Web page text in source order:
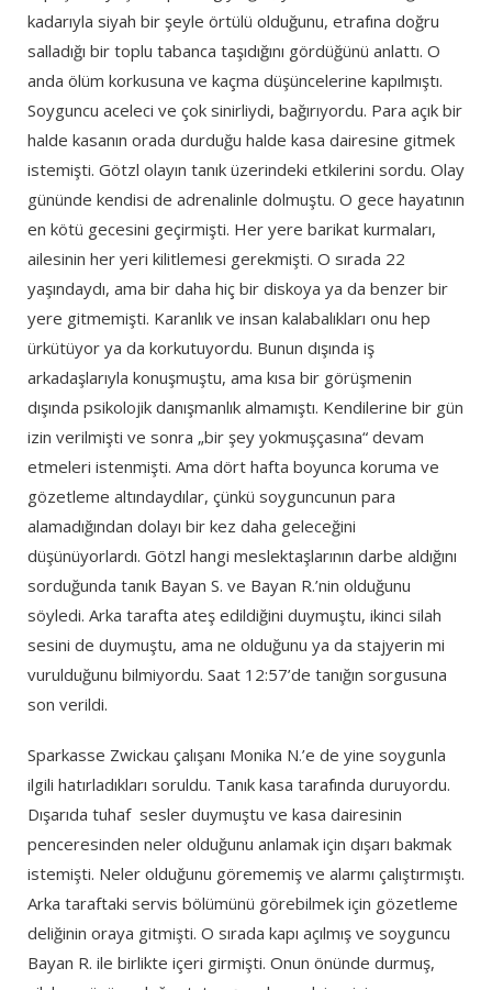
kadarıyla siyah bir şeyle örtülü olduğunu, etrafına doğru
salladığı bir toplu tabanca taşıdığını gördüğünü anlattı. O
anda ölüm korkusuna ve kaçma düşüncelerine kapılmıştı.
Soyguncu aceleci ve çok sinirliydi, bağırıyordu. Para açık bir
halde kasanın orada durduğu halde kasa dairesine gitmek
istemişti. Götzl olayın tanık üzerindeki etkilerini sordu. Olay
gününde kendisi de adrenalinle dolmuştu. O gece hayatının
en kötü gecesini geçirmişti. Her yere barikat kurmaları,
ailesinin her yeri kilitlemesi gerekmişti. O sırada 22
yaşındaydı, ama bir daha hiç bir diskoya ya da benzer bir
yere gitmemişti. Karanlık ve insan kalabalıkları onu hep
ürkütüyor ya da korkutuyordu. Bunun dışında iş
arkadaşlarıyla konuşmuştu, ama kısa bir görüşmenin
dışında psikolojik danışmanlık almamıştı. Kendilerine bir gün
izin verilmişti ve sonra „bir şey yokmuşçasına“ devam
etmeleri istenmişti. Ama dört hafta boyunca koruma ve
gözetleme altındaydılar, çünkü soyguncunun para
alamadığından dolayı bir kez daha geleceğini
düşünüyorlardı. Götzl hangi meslektaşlarının darbe aldığını
sorduğunda tanık Bayan S. ve Bayan R.’nin olduğunu
söyledi. Arka tarafta ateş edildiğini duymuştu, ikinci silah
sesini de duymuştu, ama ne olduğunu ya da stajyerin mi
vurulduğunu bilmiyordu. Saat 12:57’de tanığın sorgusuna
son verildi.
Sparkasse Zwickau çalışanı Monika N.’e de yine soygunla
ilgili hatırladıkları soruldu. Tanık kasa tarafında duruyordu.
Dışarıda tuhaf sesler duymuştu ve kasa dairesinin
penceresinden neler olduğunu anlamak için dışarı bakmak
istemişti. Neler olduğunu görememiş ve alarmı çalıştırmıştı.
Arka taraftaki servis bölümünü görebilmek için gözetleme
deliğinin oraya gitmişti. O sırada kapı açılmış ve soyguncu
Bayan R. ile birlikte içeri girmişti. Onun önünde durmuş,